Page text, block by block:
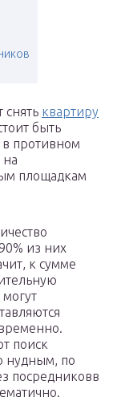
квартиру
быть
противном
на
площадкам
из них
к сумме
поиск
нудным, по
посредниковв